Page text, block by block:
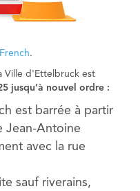
French.
Ville d'Ettelbruck est
jusqu’à nouvel ordre :
est barrée à partir
Jean-Antoine
avec la rue
sauf riverains,